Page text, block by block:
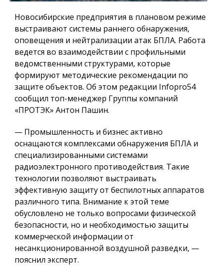
Новосибирские предприятия в плановом режиме
выстраивают системы раннего обнаружения,
оповещения и нейтрализации атак БПЛА. Работа
ведется во взаимодействии с профильными
ведомственными структурами, которые
формируют методические рекомендации по
защите объектов. Об этом редакции Infopro54
сообщил топ-менеджер Группы компаний
«ПРОТЭК» Антон Пашин.
— Промышленность и бизнес активно
оснащаются комплексами обнаружения БПЛА и
специализированными системами
радиоэлектронного противодействия. Такие
технологии позволяют выстраивать
эффективную защиту от беспилотных аппаратов
различного типа. Внимание к этой теме
обусловлено не только вопросами физической
безопасности, но и необходимостью защиты
коммерческой информации от
несанкционированной воздушной разведки, —
пояснил эксперт.